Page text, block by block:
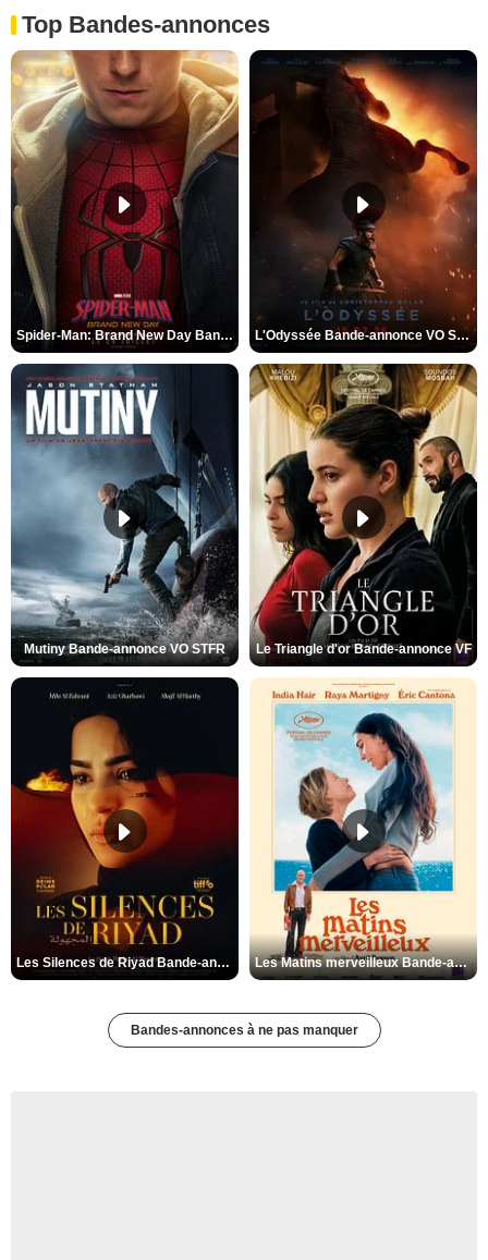
Top Bandes-annonces
Spider-Man: Brand New Day Bande-annonce VO STFR L'Odyssée Bande-annonce VO STFR
Mutiny Bande-annonce VO STFR Le Triangle d'or Bande-annonce VF
Les Silences de Riyad Bande-annonce VO STFR Les Matins merveilleux Bande-annonce VF
Bandes-annonces à ne pas manquer